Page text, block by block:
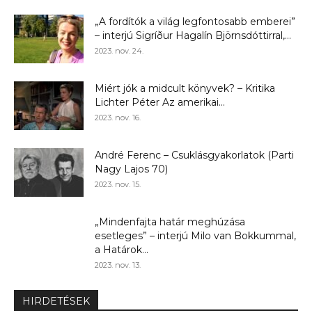
„A fordítók a világ legfontosabb emberei”
– interjú Sigríður Hagalín Björnsdóttirral,...
2023. nov. 24.
Miért jók a midcult könyvek? – Kritika
Lichter Péter Az amerikai...
2023. nov. 16.
André Ferenc – Csuklásgyakorlatok (Parti
Nagy Lajos 70)
2023. nov. 15.
„Mindenfajta határ meghúzása
esetleges” – interjú Milo van Bokkummal,
a Határok...
2023. nov. 13.
HIRDETÉSEK